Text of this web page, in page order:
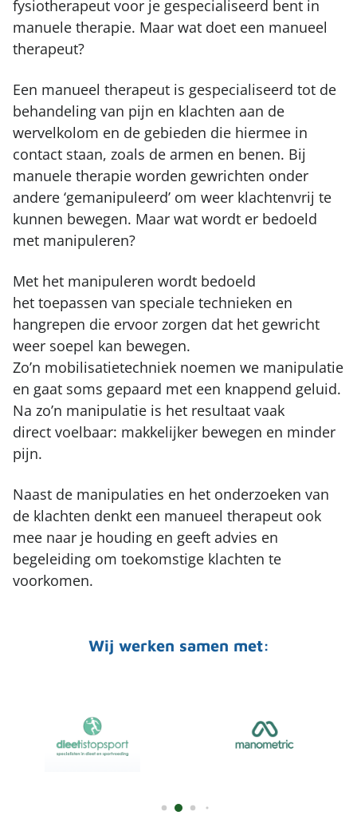
fysiotherapeut voor je gespecialiseerd bent in
manuele therapie. Maar wat doet een manueel
therapeut?
Een manueel therapeut is gespecialiseerd tot de
behandeling van pijn en klachten aan de
wervelkolom en de gebieden die hiermee in
contact staan, zoals de armen en benen. Bij
manuele therapie worden gewrichten onder
andere ‘gemanipuleerd’ om weer klachtenvrij te
kunnen bewegen. Maar wat wordt er bedoeld
met manipuleren?
Met het manipuleren wordt bedoeld
het toepassen van speciale technieken en
hangrepen die ervoor zorgen dat het gewricht
weer soepel kan bewegen.
Zo’n mobilisatietechniek noemen we manipulatie
en gaat soms gepaard met een knappend geluid.
Na zo’n manipulatie is het resultaat vaak
direct voelbaar: makkelijker bewegen en minder
pijn.
Naast de manipulaties en het onderzoeken van
de klachten denkt een manueel therapeut ook
mee naar je houding en geeft advies en
begeleiding om toekomstige klachten te
voorkomen.
Wij werken samen met: